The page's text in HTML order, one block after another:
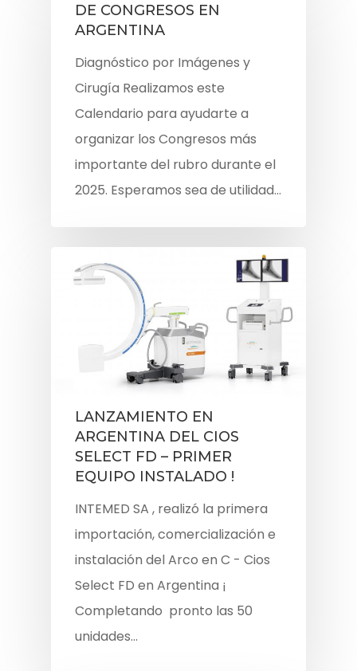
DE CONGRESOS EN
ARGENTINA
Diagnóstico por Imágenes y
Cirugía Realizamos este
Calendario para ayudarte a
organizar los Congresos más
importante del rubro durante el
2025. Esperamos sea de utilidad…
LANZAMIENTO EN
ARGENTINA DEL CIOS
SELECT FD – PRIMER
EQUIPO INSTALADO !
INTEMED SA , realizó la primera
importación, comercialización e
instalación del Arco en C - Cios
Select FD en Argentina ¡
Completando pronto las 50
unidades…